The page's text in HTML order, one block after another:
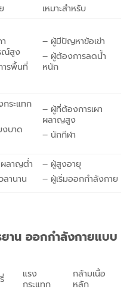
เหมาะสำหรับ
ณ์สูง
รพื้นที่
– ผู้มีปัญหาข้อเข่า
– ผู้ต้องการลดน้ำ
หนัก
กระแทก
งบาด
– ผู้ที่ต้องการเผา
ผลาญสูง
– นักกีฬา
ผลาญต่ำ
ลานาน
– ผู้สูงอายุ
– ผู้เริ่มออกกำลังกาย
าน ออกกำลังกายแบบ
แรง
กระแทก
กล้ามเนื้อ
หลัก